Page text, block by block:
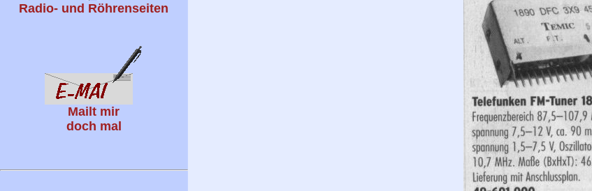
Radio- und Röhrenseiten
Mailt mir
doch mal